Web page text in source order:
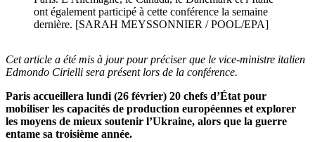
ont également participé à cette conférence la semaine
dernière. [SARAH MEYSSONNIER / POOL/EPA]
Cet article a été mis à jour pour préciser que le vice-ministre italien
Edmondo Cirielli sera présent lors de la conférence.
Paris accueillera lundi (26 février) 20 chefs d’État pour
mobiliser les capacités de production européennes et explorer
les moyens de mieux soutenir l’Ukraine, alors que la guerre
entame sa troisième année.